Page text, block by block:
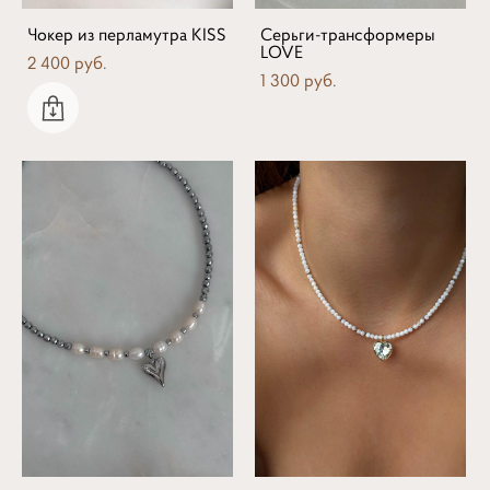
Чокер из перламутра KISS
2 400 pуб.
Серьги-трансформеры
LOVE
1 300 pуб.